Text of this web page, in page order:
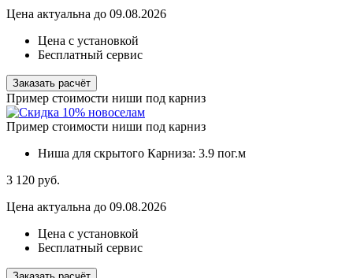
Цена актуальна до 09.08.2026
Цена с установкой
Бесплатный сервис
Заказать расчёт
Пример стоимости ниши под карниз
Пример стоимости ниши под карниз
Ниша для скрытого Карниза: 3.9 пог.м
3 120 руб.
Цена актуальна до 09.08.2026
Цена с установкой
Бесплатный сервис